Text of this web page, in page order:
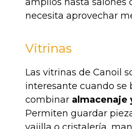
necesita aprovechar
Vitrinas
Las vitrinas de Canoil
interesante cuando se
combinar almacenaje
Permiten guardar